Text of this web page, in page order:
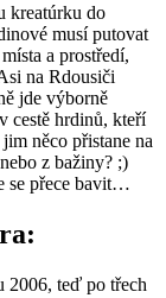
kreatúrku do
musí putovat
a prostředí,
na Rdousiči
jde výborně
cestě hrdinů, kteří
něco přistane na
z bažiny? ;)
se přece bavit…
2006, teď po třech